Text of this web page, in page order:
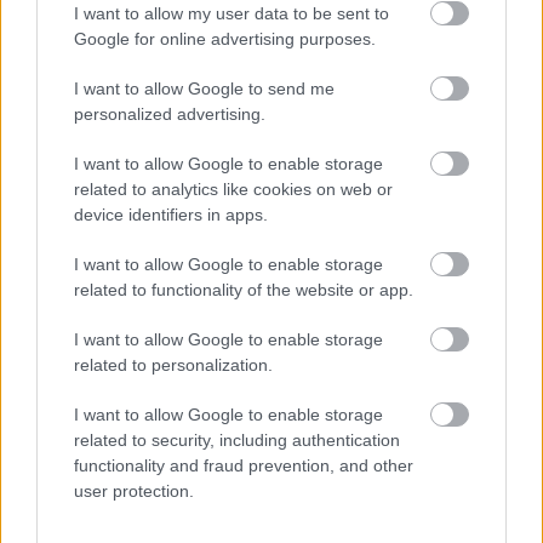
I want to allow my user data to be sent to
Google for online advertising purposes.
I want to allow Google to send me
personalized advertising.
I want to allow Google to enable storage
related to analytics like cookies on web or
device identifiers in apps.
I want to allow Google to enable storage
related to functionality of the website or app.
I want to allow Google to enable storage
related to personalization.
I want to allow Google to enable storage
related to security, including authentication
functionality and fraud prevention, and other
user protection.
ausztrál kultúra és a világ legősibb fúvós
hangszerének világába.
- 21.30 SPO-DEE-O-DEE (boogie-woogie,) AMERIKA
A zenekar 1998-ban alakult Nemes Zoltán-
zongorista és Szabó Tamás -szájharmonikás alapító
tagokkal. Az azóta eltelt időben számtalan koncertet
Németország, Szerbia, Finnország, Olasz stb. Három
CD-jük jelent meg, az utolsó tavaly decemberében
'AIN'T GOT NO MONEY címmel látott napvilágot.
Zenéjükben érdekesen ötvözik a blues, boogi-woogie
és más a jazzhez közelálló zenei stílusokat.
22.30 Dub Spencer vs. Trance Hill (buli) GLOBÁL